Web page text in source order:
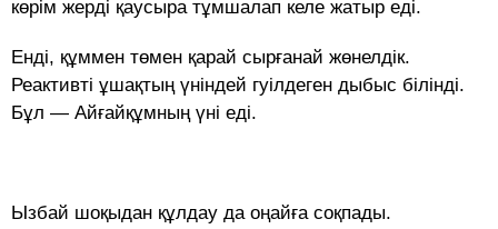
көрім жерді қаусыра тұмшалап келе жатыр еді.
Енді, құммен төмен қарай сырғанай жөнелдік.
Реактивті ұшақтың үніндей гуілдеген дыбыс білінді.
Бұл — Айғайқұмның үні еді.
Ызбай шоқыдан құлдау да оңайға соқпады.